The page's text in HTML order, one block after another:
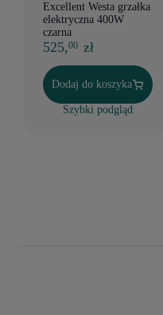
Excellent Westa grzałka
elektryczna 400W
czarna
525,00 zł
Dodaj do koszyka
Szybki podgląd